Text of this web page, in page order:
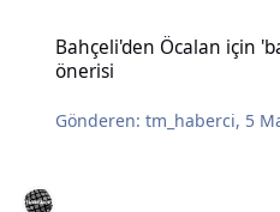
Bahçeli'den Öcalan için
önerisi
Gönderen:tm_haberci, 5